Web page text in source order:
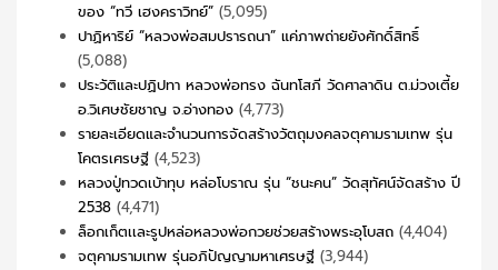
ของ “ทวี เฮงคราวิทย์” (5,095)
ปาฏิหาริย์ “หลวงพ่อสมปรารถนา” แค่ภาพถ่ายยังศักดิ์สิทธิ์
(5,088)
ประวัติและปฏิปทา หลวงพ่อทรง ฉันทโสภี วัดศาลาดิน ต.ม่วงเตี้ย
อ.วิเศษชัยชาญ จ.อ่างทอง (4,773)
รายละเอียดและจำนวนการจัดสร้างวัตถุมงคลจตุคามรามเทพ รุ่น
โคตรเศรษฐี (4,523)
หลวงปู่ทวดเบ้าทุบ หล่อโบราณ รุ่น “ชนะคน” วัดสุทัศน์จัดสร้าง ปี
2538 (4,471)
ล็อกเก็ตเเละรูปหล่อหลวงพ่อกวยช่วยสร้างพระอุโบสถ (4,404)
จตุคามรามเทพ รุ่นอภิปัญญามหาเศรษฐี (3,944)